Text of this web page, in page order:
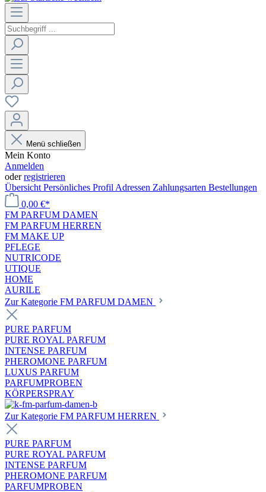
Menü schließen
Mein Konto
Anmelden
oderregistrieren
Übersicht Persönliches Profil Adressen Zahlungsarten Bestellungen
0,00 €*
FM PARFUM DAMEN
FM PARFUM HERREN
FM MAKE UP
PFLEGE
NUTRICODE
UTIQUE
HOME
AURILE
Zur Kategorie FM PARFUM DAMEN
PURE PARFUM
PURE ROYAL PARFUM
INTENSE PARFUM
PHEROMONE PARFUM
LUXUS PARFUM
PARFUMPROBEN
KÖRPERSPRAY
Zur Kategorie FM PARFUM HERREN
PURE PARFUM
PURE ROYAL PARFUM
INTENSE PARFUM
PHEROMONE PARFUM
PARFUMPROBEN